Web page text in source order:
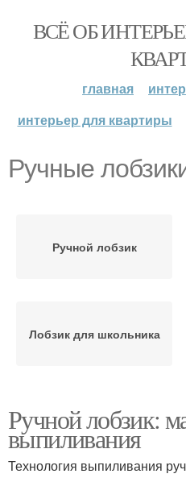
ВСЁ ОБ
главная
интерьер для квартиры
Ручные
Ручной лобзик
Лобзик для школьника
Лобзик для
выпиливания
Ручной лобзик:
выпиливания
Технология выпиливания